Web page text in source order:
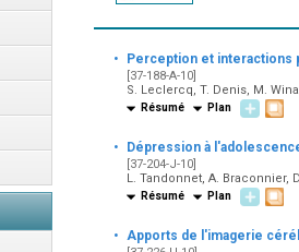
· Perception et interactions
[37-188-A-10]
S. Leclercq, T. Denis, M.
Résumé Plan
· Dépression à
[37-204-J-10]
L. Tandonnet, A. Braconnier,
Résumé Plan
· Apports de l'imagerie